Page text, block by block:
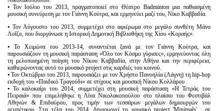
⦁ Τον Ιούλιο του 2013, πραγματοποιεί στο Θέατρο Badminton μια παθιασμένη
μουσική συνεύρεση με τον Γιάννη Κούτρα, και ερμηνεύει μαζί του, Νίκο Καββαδία.
⦁ Τον Αύγουστο του 2013, συμμετέχει στο αφιέρωμα στο μεγάλο συνθέτη Μάνο
Λοΐζο, που διοργάνωσε η Ιστορική Δημοτική Βιβλιοθήκη της Χίου «Κοραής».
⦁ Το Χειμώνα του 2013-14, συναντιέται ξανά με τον Γιάννη Κούτρα, και
παρουσιάζουν τη μουσική παράσταση «Όλο τον Κόσμο γύρισες», ερμηνεύοντας όλη
τη μελοποιημένη ποίηση του Νίκου Καββαδία, στην Αθήνα και την περιφέρεια,
καθιερώνοντας αυτό το μουσικό project στις καρδιές του κοινού.
⦁ Τον Οκτώβριο του 2013, παρουσιάζει με τον Χρήστο Πανοηλία (Λάγνη) τη hip-hop
εκδοχή του «Παιδικό Τραγούδι» σε στίχους και μουσική Νίκου Κολλάρου .
⦁ Το καλοκαίρι του 2014, συμμετέχει στη μουσική παράσταση «Η Τετράς του
Πειραιά» που επιμελήθηκε η Λίνα Νικολακοπούλου στο πλαίσιο του Φεστιβάλ
Αθηνών & Επιδαύρου, προς τιμήν των τεσσάρων μεγάλων δημιουργών του